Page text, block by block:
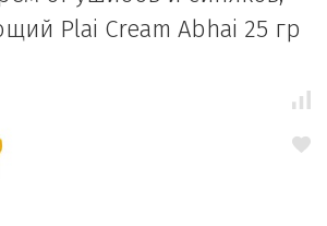
Plai Cream Abhai 25 гр